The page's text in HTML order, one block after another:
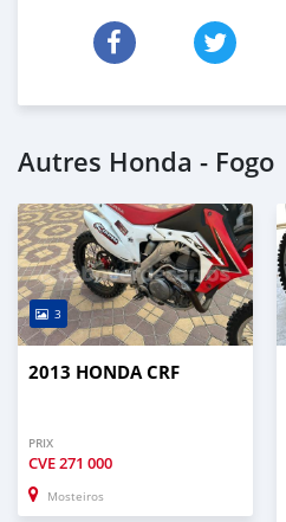
Autres Honda - Fogo
3
2013 HONDA CRF
PRIX
CVE271 000
Mosteiros